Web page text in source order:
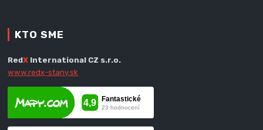
KTO SME
RedX International CZ s.r.o.
www.redx-stany.sk